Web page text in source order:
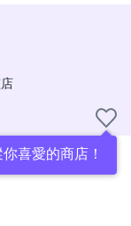
喜愛的商店！
示燈